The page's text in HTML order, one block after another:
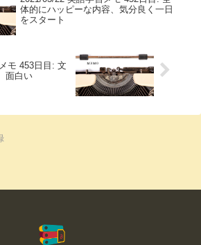
体的にハッピーな内容、気分良く一日
をスタート
モ 453日目: 文
面白い